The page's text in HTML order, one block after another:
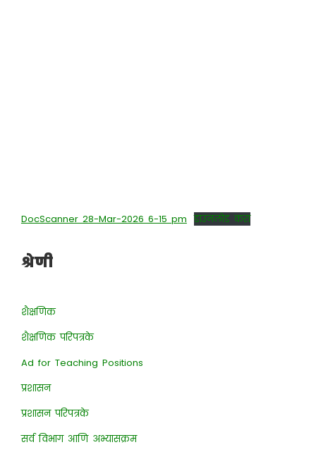
DocScanner 28-Mar-2026 6-15 pm डाउनलोड करा
श्रेणी
शैक्षणिक
शैक्षणिक परिपत्रके
Ad for Teaching Positions
प्रशासन
प्रशासन परिपत्रके
सर्व विभाग आणि अभ्यासक्रम